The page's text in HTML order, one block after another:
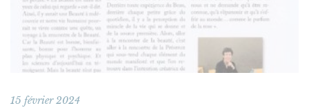
15 février 2024